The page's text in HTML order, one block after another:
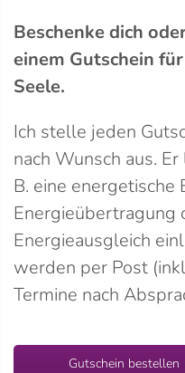
Beschenke dich
einem Gutschein
Seele.
Ich stelle jeden
nach Wunsch aus.
B. eine energetische
Energieübertragung
Energieausgleich
werden per Post
Termine nach
Gutschein bestellen